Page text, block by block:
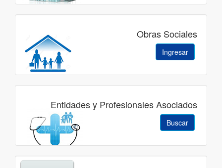
Obras Sociales
Ingresar
Entidades y Profesionales Asociados
Buscar